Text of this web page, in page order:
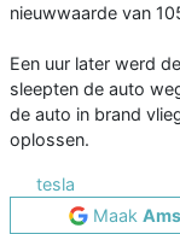
nieuwwaarde van
Een uur later werd
sleepten de auto
de auto in brand
oplossen.
tesla
Maak